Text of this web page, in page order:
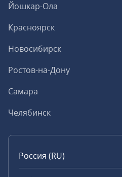
Йошкар-Ола
Красноярск
Новосибирск
Ростов-на-Дону
Самара
Челябинск
Россия (RU)